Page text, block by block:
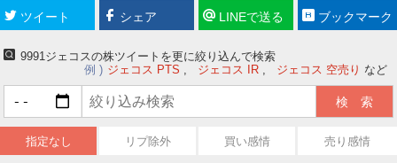
ツイート シェア LINEで送る ブックマーク
9991ジェコスの株ツイートを更に絞り込んで検索
例
ジェコス PTS ジェコス IR ジェコス 空売り など
指定なし リプ除外 買い感情 売り感情